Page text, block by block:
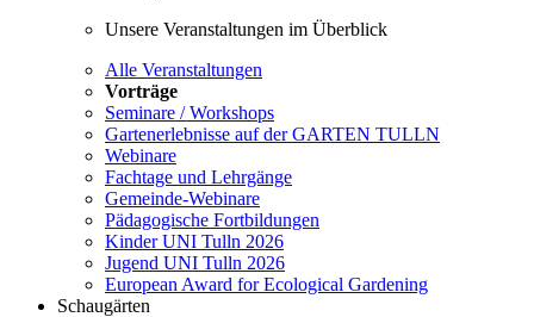
Unsere Veranstaltungen im Überblick
Alle Veranstaltungen
Vorträge
Seminare / Workshops
Gartenerlebnisse auf der GARTEN TULLN
Webinare
Fachtage und Lehrgänge
Gemeinde-Webinare
Pädagogische Fortbildungen
Kinder UNI Tulln 2026
Jugend UNI Tulln 2026
European Award for Ecological Gardening
Schaugärten